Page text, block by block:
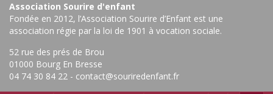
Association Sourire d'enfant
Fondée en 2012, l’Association Sourire d’Enfant est une
association régie par la loi de 1901 à vocation sociale.
52 rue des prés de Brou
01000 Bourg En Bresse ‎
04 74 30 84 22 - contact@souriredenfant.fr